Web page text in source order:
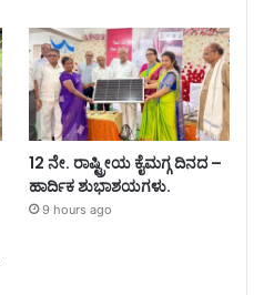
12 ನೇ. ರಾಷ್ಟ್ರೀಯ ಕೈಮಗ್ಗ ದಿನದ –
ಹಾರ್ದಿಕ ಶುಭಾಶಯಗಳು.
9 hours ago